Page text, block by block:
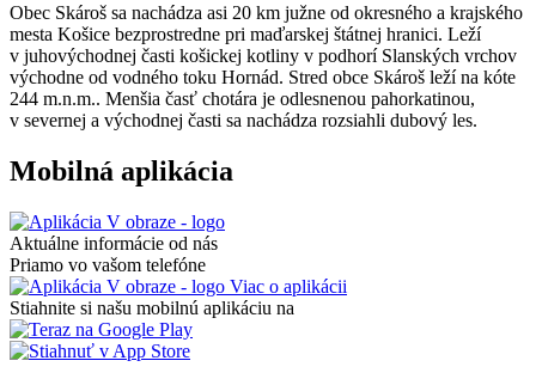
Obec Skároš sa nachádza asi 20 km južne od okresného a krajského
mesta Košice bezprostredne pri maďarskej štátnej hranici. Leží
v juhovýchodnej časti košickej kotliny v podhorí Slanských vrchov
východne od vodného toku Hornád. Stred obce Skároš leží na kóte
244 m.n.m.. Menšia časť chotára je odlesnenou pahorkatinou,
v severnej a východnej časti sa nachádza rozsiahli dubový les.
Mobilná aplikácia
Aktuálne informácie od nás
Priamo vo vašom telefóne
Viac o aplikácii
Stiahnite si našu mobilnú aplikáciu na